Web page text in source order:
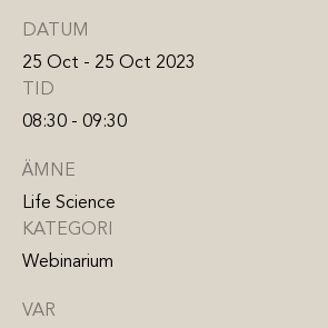
DATUM
25 Oct - 25 Oct 2023
TID
08:30 - 09:30
ÄMNE
Life Science
KATEGORI
Webinarium
VAR